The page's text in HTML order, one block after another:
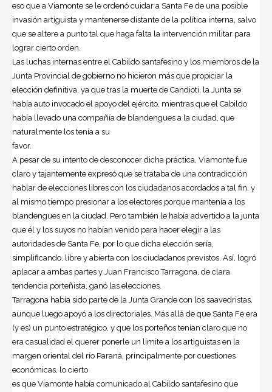
eso que a Viamonte se le ordenó cuidar a Santa Fe de una posible
invasión artiguista y mantenerse distante de la política interna, salvo
que se altere a punto tal que haga falta la intervención militar para
lograr cierto orden.
Las luchas internas entre el Cabildo santafesino y los miembros de la
Junta Provincial de gobierno no hicieron más que propiciar la
elección definitiva, ya que tras la muerte de Candioti, la Junta se
había auto invocado el apoyo del ejército, mientras que el Cabildo
había llevado una compañía de blandengues a la ciudad, que
naturalmente los tenía a su
favor.
A pesar de su intento de desconocer dicha práctica, Viamonte fue
claro y tajantemente expresó que se trataba de una contradicción
hablar de elecciones libres con los ciudadanos acordados a tal fin, y
al mismo tiempo presionar a los electores porque mantenía a los
blandengues en la ciudad. Pero también le había advertido a la junta
que él y los suyos no habían venido para hacer elegir a las
autoridades de Santa Fe, por lo que dicha elección sería,
simplificando, libre y abierta con los ciudadanos previstos. Así, logró
aplacar a ambas partes y Juan Francisco Tarragona, de clara
tendencia porteñista, ganó las elecciones.
Tarragona había sido parte de la Junta Grande con los saavedristas,
aunque luego apoyó a los directoriales. Más allá de que Santa Fe era
(y es) un punto estratégico, y que los porteños tenían claro que no
era casualidad el querer ponerle un límite a los artiguistas en la
margen oriental del río Paraná, principalmente por cuestiones
económicas, lo cierto
es que Viamonte había comunicado al Cabildo santafesino que